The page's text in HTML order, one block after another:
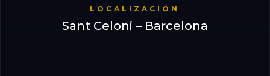
LOCALIZACIÓN
Sant Celoni – Barcelona